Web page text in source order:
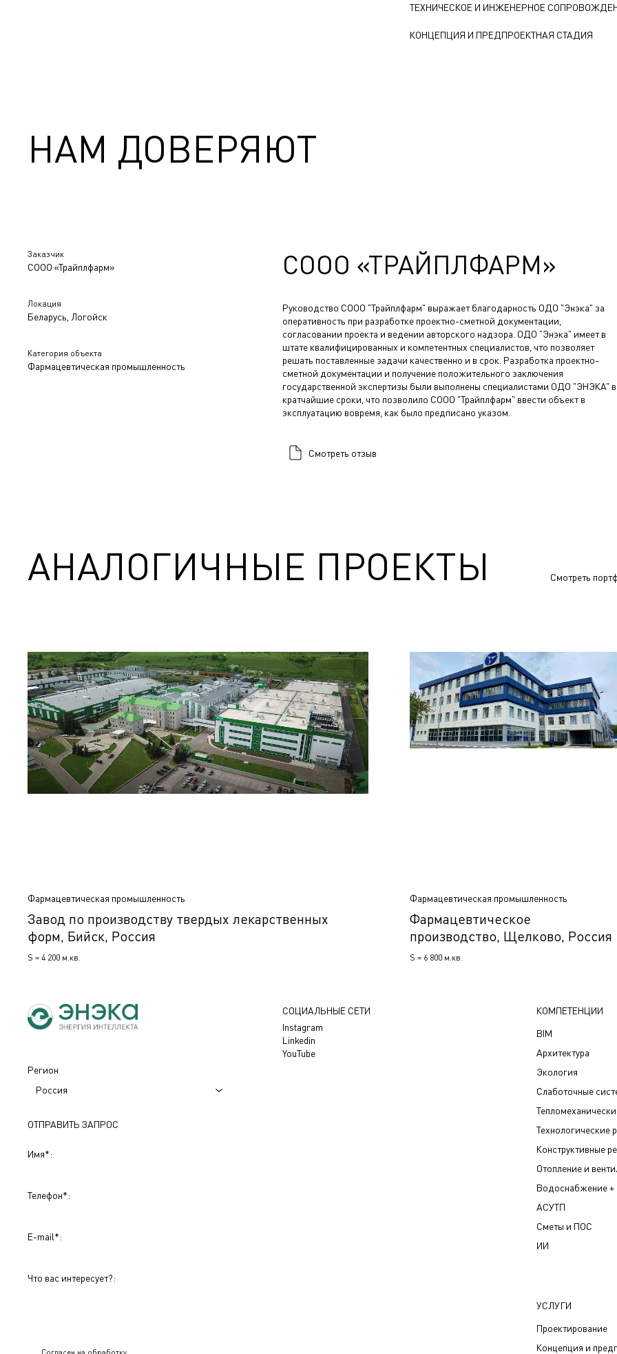
ТЕХНИЧЕСКОЕ И ИНЖЕНЕРНОЕ
КОНЦЕПЦИЯ И ПРЕДПРОЕКТНАЯ СТАДИЯ
НАМ ДОВЕРЯЮТ
Заказчик
СООО «Трайплфарм»
Локация
Беларусь, Логойск
Категория объекта
Фармацевтическая промышленность
СООО «ТРАЙПЛФАРМ»
Руководство СООО "Трайплфарм" выражает благодарность ОДО "Энэка" за
оперативность при разработке проектно-сметной документации,
согласовании проекта и ведении авторского надзора. ОДО "Энэка" имеет в
штате квалифицированных и компетентных специалистов, что позволяет
решать поставленные задачи качественно и в срок. Разработка проектно-
сметной документации и получение положительного заключения
государственной экспертизы были выполнены специалистами ОДО "ЭНЭКА" в
кратчайшие сроки, что позволило СООО "Трайплфарм" ввести объект в
эксплуатацию вовремя, как было предписано указом.
Смотреть отзыв
АНАЛОГИЧНЫЕ ПРОЕКТЫ Смотреть
Фармацевтическая промышленность
Завод по производству твердых лекарственных
форм, Бийск, Россия
S = 4 200 м.кв.
Фармацевтическая промышленность
Фармацевтическое
производство, Щелково, Россия
S = 6 800 м.кв.
Регион
Россия
ОТПРАВИТЬ ЗАПРОС
Имя*:
Телефон*:
E-mail*:
Что вас интересует?:
СОЦИАЛЬНЫЕ СЕТИ
Instagram
Linkedin
YouTube
КОМПЕТЕНЦИИ
BIM
Архитектура
Экология
Слаботочные
Технологические
Конструктивные
Отопление и
Водоснабжение +
АСУТП
Сметы и ПОС
ИИ
УСЛУГИ
Проектирование
Концепция и